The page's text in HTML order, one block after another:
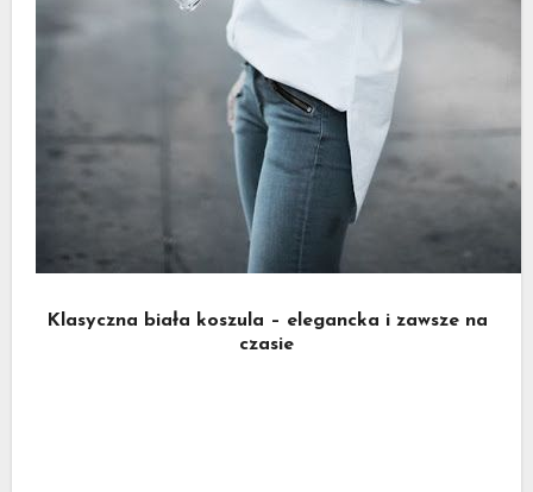
Klasyczna biała koszula – elegancka i zawsze na
czasie